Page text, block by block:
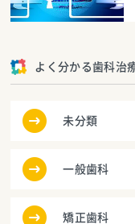
よく分かる歯科治
未分類
一般歯科
矯正歯科